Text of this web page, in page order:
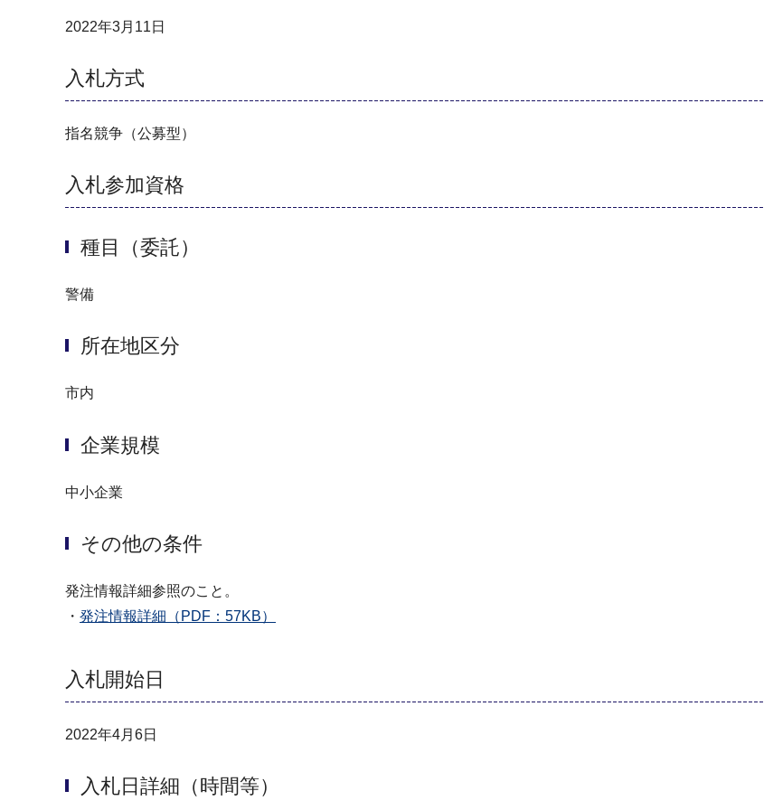
2022年3月11日
入札方式
指名競争（公募型）
入札参加資格
種目（委託）
警備
所在地区分
市内
企業規模
中小企業
その他の条件
発注情報詳細参照のこと。
・ 発注情報詳細（PDF：57KB）
入札開始日
2022年4月6日
入札日詳細（時間等）